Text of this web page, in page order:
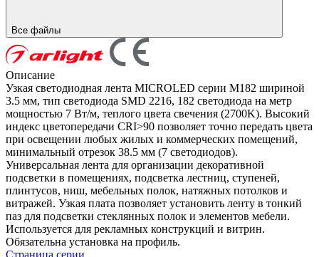
Все файлы
Описание
Узкая светодиодная лента MICROLED серии M182 шириной
3.5 мм, тип светодиода SMD 2216, 182 светодиода на метр
мощностью 7 Вт/м, теплого цвета свечения (2700K). Высокий
индекс цветопередачи CRI>90 позволяет точно передать цвета
при освещении любых жилых и коммерческих помещений,
минимальный отрезок 38.5 мм (7 светодиодов).
Универсальная лента для организации декоративной
подсветки в помещениях, подсветка лестниц, ступеней,
плинтусов, ниш, мебельных полок, натяжных потолков и
витражей. Узкая плата позволяет установить ленту в тонкий
паз для подсветки стеклянных полок и элементов мебели.
Используется для рекламных конструкций и витрин.
Обязательна установка на профиль.
Страница серии